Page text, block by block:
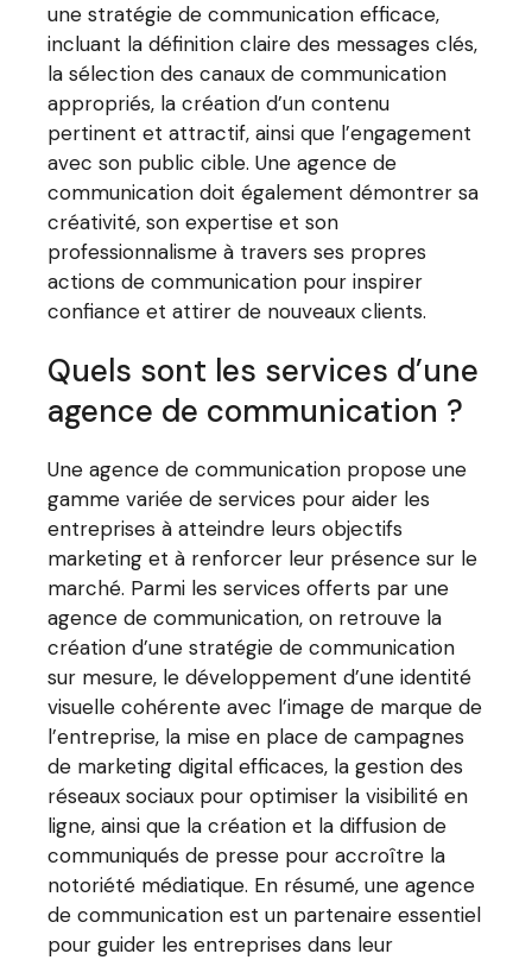
une stratégie de communication efficace,
incluant la définition claire des messages clés,
la sélection des canaux de communication
appropriés, la création d’un contenu
pertinent et attractif, ainsi que l’engagement
avec son public cible. Une agence de
communication doit également démontrer sa
créativité, son expertise et son
professionnalisme à travers ses propres
actions de communication pour inspirer
confiance et attirer de nouveaux clients.
Quels sont les services d’une
agence de communication ?
Une agence de communication propose une
gamme variée de services pour aider les
entreprises à atteindre leurs objectifs
marketing et à renforcer leur présence sur le
marché. Parmi les services offerts par une
agence de communication, on retrouve la
création d’une stratégie de communication
sur mesure, le développement d’une identité
visuelle cohérente avec l’image de marque de
l’entreprise, la mise en place de campagnes
de marketing digital efficaces, la gestion des
réseaux sociaux pour optimiser la visibilité en
ligne, ainsi que la création et la diffusion de
communiqués de presse pour accroître la
notoriété médiatique. En résumé, une agence
de communication est un partenaire essentiel
pour guider les entreprises dans leur